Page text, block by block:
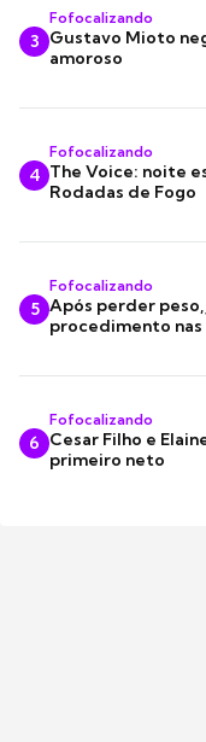
3
Fofocalizando
Gustavo Mioto
amoroso
4
Fofocalizando
The Voice: noite
Rodadas de Fogo
5
Fofocalizando
Após perder
procedimento nas
6
Fofocalizando
Cesar Filho e
primeiro neto